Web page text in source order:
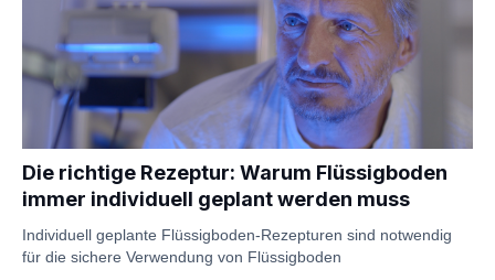
Die richtige Rezeptur: Warum Flüssigboden
immer individuell geplant werden muss
Individuell geplante Flüssigboden-Rezepturen sind notwendig
für die sichere Verwendung von Flüssigboden